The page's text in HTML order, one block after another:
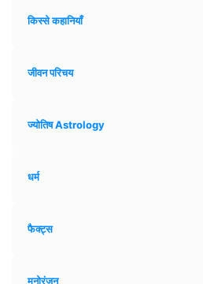
किस्से कहानियाँ
जीवन परिचय
ज्योतिष Astrology
धर्म
फैक्ट्स
मनोरंजन